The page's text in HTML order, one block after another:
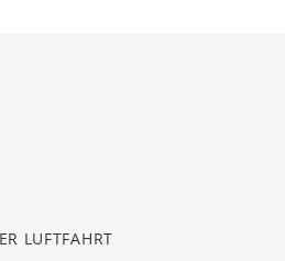
LUFTFAHRT